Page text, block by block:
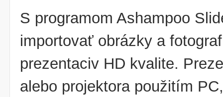
S programom Ashampoo
importovať obrázky a
prezentaciv HD kvalite.
alebo projektora použitím